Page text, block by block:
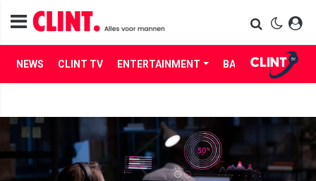
NEWS CLINT TV ENTERTAINMENT BABES LIFE